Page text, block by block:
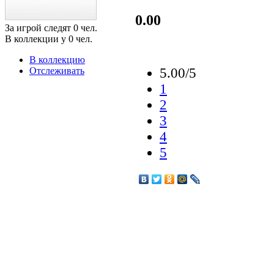
За игрой следят 0 чел.
В коллекции у 0 чел.
В коллекцию
Отслеживать
0.00
5.00/5
1
2
3
4
5